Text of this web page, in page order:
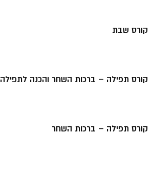
קורס שבת
קורס תפילה – ברכות השחר והכנה לתפילה
קורס תפילה – ברכות השחר